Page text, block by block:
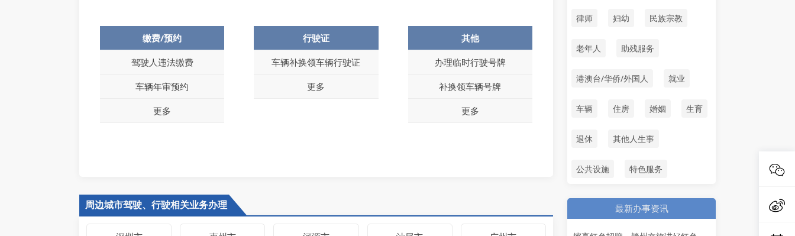
缴费/预约
驾驶人违法缴费
车辆年审预约
更多
行驶证
车辆补换领车辆行驶证
更多
其他
办理临时行驶号牌
补换领车辆号牌
更多
周边城市驾驶、行驶相关业务办理
律师 妇幼 民族宗教
老年人 助残服务
港澳台/华侨/外国人 就业
车辆 住房 婚姻 生育
退休 其他人生事
公共设施 特色服务
最新办事资讯